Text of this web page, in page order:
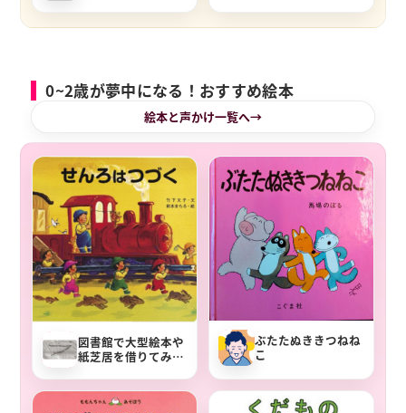
0~2歳が夢中になる！おすすめ絵本
絵本と声かけ一覧へ
図書館で大型絵本や
紙芝居を借りてみま
ぶたたぬききつねね
こ